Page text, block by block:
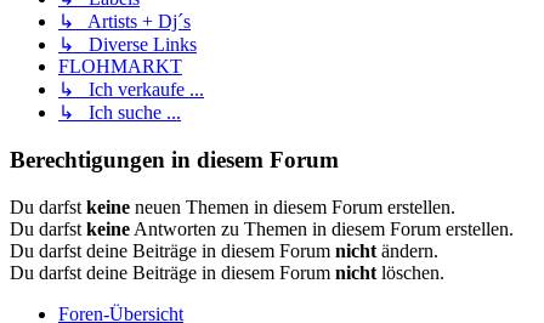
↳ Artists + Dj´s
↳ Diverse Links
FLOHMARKT
↳ Ich verkaufe ...
↳ Ich suche ...
Berechtigungen in diesem Forum
Du darfst keine neuen Themen in diesem Forum erstellen.
Du darfst keine Antworten zu Themen in diesem Forum erstellen.
Du darfst deine Beiträge in diesem Forum nicht ändern.
Du darfst deine Beiträge in diesem Forum nicht löschen.
Foren-Übersicht